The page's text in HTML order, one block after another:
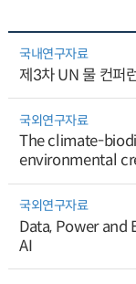
국내연구자료
제3차 UN 물 컨퍼
국외연구자료
The climate-
environmental
국외연구자료
Data, Power and
AI